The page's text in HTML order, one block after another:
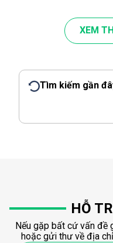
XEM
Tìm kiếm gần
HỖ
Nếu gặp bất cứ vấn đề
hoặc gửi thư về địa